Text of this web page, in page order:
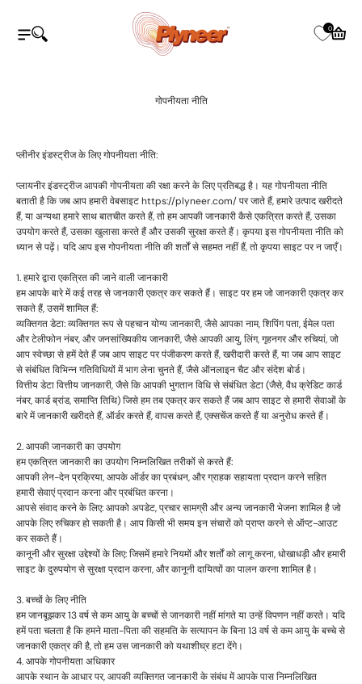
नेविगेशन मेनू खोलें
खोज खोलें
Plyneer Industries Pvt Ltd
0कार्ट
गोपनीयता नीति
प्लीनीर इंडस्ट्रीज के लिए गोपनीयता नीति:
प्लायनीर इंडस्ट्रीज आपकी गोपनीयता की रक्षा करने के लिए प्रतिबद्ध है। यह गोपनीयता नीति
बताती है कि जब आप हमारी वेबसाइट https://plyneer.com/ पर जाते हैं, हमारे उत्पाद खरीदते
हैं, या अन्यथा हमारे साथ बातचीत करते हैं, तो हम आपकी जानकारी कैसे एकत्रित करते हैं, उसका
उपयोग करते हैं, उसका खुलासा करते हैं और उसकी सुरक्षा करते हैं। कृपया इस गोपनीयता नीति को
ध्यान से पढ़ें। यदि आप इस गोपनीयता नीति की शर्तों से सहमत नहीं हैं, तो कृपया साइट पर न जाएँ।
1. हमारे द्वारा एकत्रित की जाने वाली जानकारी
हम आपके बारे में कई तरह से जानकारी एकत्र कर सकते हैं। साइट पर हम जो जानकारी एकत्र कर
सकते हैं, उसमें शामिल हैं:
व्यक्तिगत डेटा: व्यक्तिगत रूप से पहचान योग्य जानकारी, जैसे आपका नाम, शिपिंग पता, ईमेल पता
और टेलीफोन नंबर, और जनसांख्यिकीय जानकारी, जैसे आपकी आयु, लिंग, गृहनगर और रुचियां, जो
आप स्वेच्छा से हमें देते हैं जब आप साइट पर पंजीकरण करते हैं, खरीदारी करते हैं, या जब आप साइट
से संबंधित विभिन्न गतिविधियों में भाग लेना चुनते हैं, जैसे ऑनलाइन चैट और संदेश बोर्ड।
वित्तीय डेटा वित्तीय जानकारी, जैसे कि आपकी भुगतान विधि से संबंधित डेटा (जैसे, वैध क्रेडिट कार्ड
नंबर, कार्ड ब्रांड, समाप्ति तिथि) जिसे हम तब एकत्र कर सकते हैं जब आप साइट से हमारी सेवाओं के
बारे में जानकारी खरीदते हैं, ऑर्डर करते हैं, वापस करते हैं, एक्सचेंज करते हैं या अनुरोध करते हैं।
2. आपकी जानकारी का उपयोग
हम एकत्रित जानकारी का उपयोग निम्नलिखित तरीकों से करते हैं:
आपकी लेन-देन प्रक्रिया, आपके ऑर्डर का प्रबंधन, और ग्राहक सहायता प्रदान करने सहित
हमारी सेवाएं प्रदान करना और प्रबंधित करना।
आपसे संवाद करने के लिए: आपको अपडेट, प्रचार सामग्री और अन्य जानकारी भेजना शामिल है जो
आपके लिए रुचिकर हो सकती है। आप किसी भी समय इन संचारों को प्राप्त करने से ऑप्ट-आउट
कर सकते हैं।
कानूनी और सुरक्षा उद्देश्यों के लिए: जिसमें हमारे नियमों और शर्तों को लागू करना, धोखाधड़ी और हमारी
साइट के दुरुपयोग से सुरक्षा प्रदान करना, और कानूनी दायित्वों का पालन करना शामिल है।
3. बच्चों के लिए नीति
हम जानबूझकर 13 वर्ष से कम आयु के बच्चों से जानकारी नहीं मांगते या उन्हें विपणन नहीं करते। यदि
हमें पता चलता है कि हमने माता-पिता की सहमति के सत्यापन के बिना 13 वर्ष से कम आयु के बच्चे से
जानकारी एकत्र की है, तो हम उस जानकारी को यथाशीघ्र हटा देंगे।
4. आपके गोपनीयता अधिकार
आपके स्थान के आधार पर, आपकी व्यक्तिगत जानकारी के संबंध में आपके पास निम्नलिखित